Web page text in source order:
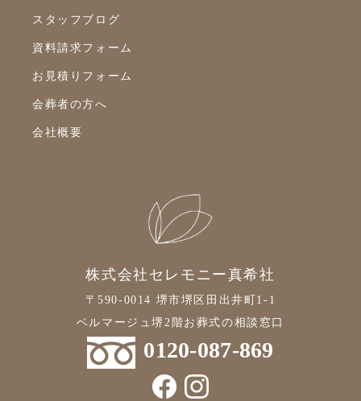
2021年12月
2021年11月
2021年10月
2021年9月
2021年8月
スタッフブログ
資料請求フォーム
お見積りフォーム
会葬者の方へ
会社概要
株式会社セレモニー真希社
〒590-0014 堺市堺区田出井町1-1
ベルマージュ堺2階お葬式の相談窓口
0120-087-869